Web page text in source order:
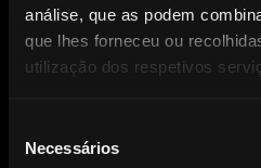
análise, que as podem
que lhes forneceu ou
utilização dos respetivos
Necessários
NOTÍCIAS